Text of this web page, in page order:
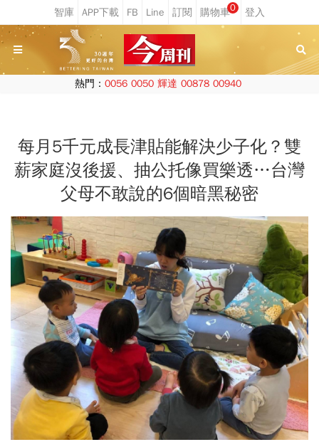
0
熱門： 0056 0050 輝達 00878 00940
每月5千元成長津貼能解決少子化？雙
薪家庭沒後援、抽公托像買樂透…台灣
父母不敢說的6個暗黑秘密